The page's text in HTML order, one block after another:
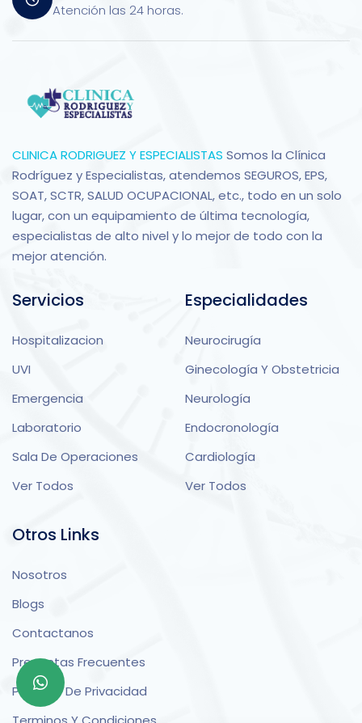
Atención las 24 horas.
CLINICA RODRIGUEZ Y ESPECIALISTAS Somos la Clínica
Rodríguez y Especialistas, atendemos SEGUROS, EPS,
SOAT, SCTR, SALUD OCUPACIONAL, etc., todo en un solo
lugar, con un equipamiento de última tecnología,
especialistas de alto nivel y lo mejor de todo con la
mejor atención.
Servicios
Hospitalizacion
UVI
Emergencia
Laboratorio
Sala De Operaciones
Ver Todos
Especialidades
Neurocirugía
Ginecología Y Obstetricia
Neurología
Endocronología
Cardiología
Ver Todos
Otros Links
Nosotros
Blogs
Contactanos
Preguntas Frecuentes
Politicas De Privacidad